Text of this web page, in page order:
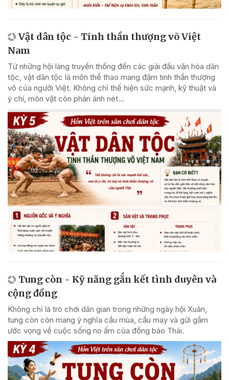
Vật dân tộc - Tinh thần thượng võ Việt
Nam
Từ những hội làng truyền thống đến các giải đấu văn hóa dân
tộc, vật dân tộc là môn thể thao mang đậm tinh thần thượng
võ của người Việt. Không chỉ thể hiện sức mạnh, kỹ thuật và
ý chí, môn vật còn phản ánh nét...
Tung còn - Kỹ năng gắn kết tình duyên và
cộng đồng
Không chỉ là trò chơi dân gian trong những ngày hội Xuân,
tung còn còn mang ý nghĩa cầu mùa, cầu may và gửi gắm
ước vọng về cuộc sống no ấm của đồng bào Thái.